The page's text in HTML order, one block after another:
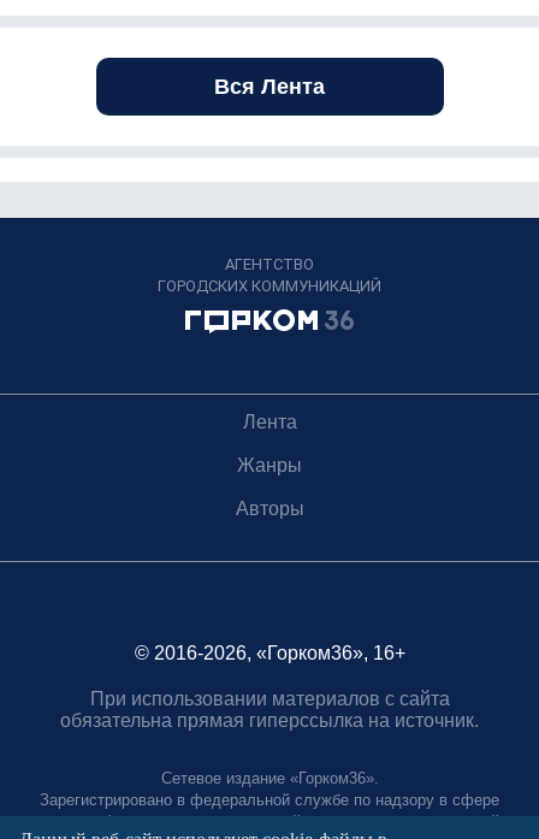
Вся Лента
АГЕНТСТВО
ГОРОДСКИХ КОММУНИКАЦИЙ
Лента
Жанры
Авторы
© 2016-2026, «Горком36», 16+
При использовании материалов с сайта
обязательна прямая гиперссылка на источник.
Сетевое издание «Горком36».
Зарегистрировано в федеральной службе по надзору в сфере
связи, информационных технологий и массовых коммуникаций.